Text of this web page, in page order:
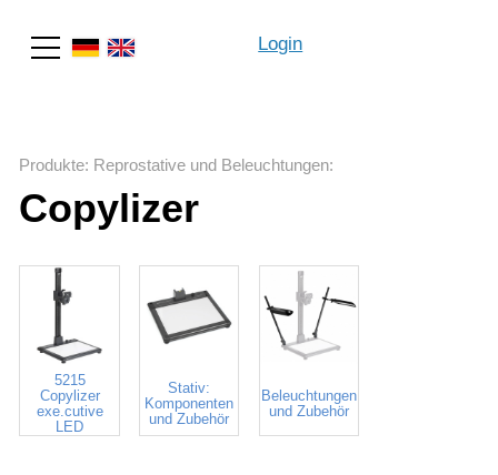
Login
Produkte: Reprostative und Beleuchtungen:
Copylizer
5215
Copylizer
exe.cutive
LED
Stativ:
Komponenten
und Zubehör
Beleuchtungen
und Zubehör